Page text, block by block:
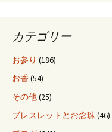
カテゴリー
お参り (186)
お香(54)
その他(25)
ブレスレットとお念珠(46)